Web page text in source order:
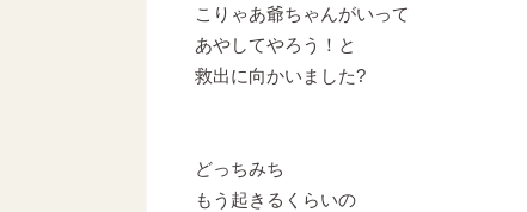
こりゃあ爺ちゃんがいって
あやしてやろう！と
救出に向かいました?
どっちみち
もう起きるくらいの